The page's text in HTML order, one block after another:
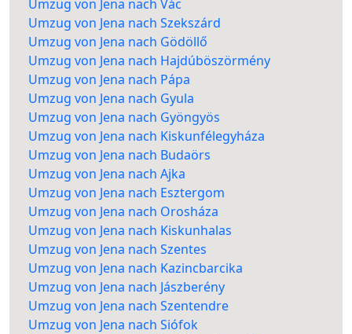
Umzug von Jena nach Vác
Umzug von Jena nach Szekszárd
Umzug von Jena nach Gödöllő
Umzug von Jena nach Hajdúböszörmény
Umzug von Jena nach Pápa
Umzug von Jena nach Gyula
Umzug von Jena nach Gyöngyös
Umzug von Jena nach Kiskunfélegyháza
Umzug von Jena nach Budaörs
Umzug von Jena nach Ajka
Umzug von Jena nach Esztergom
Umzug von Jena nach Orosháza
Umzug von Jena nach Kiskunhalas
Umzug von Jena nach Szentes
Umzug von Jena nach Kazincbarcika
Umzug von Jena nach Jászberény
Umzug von Jena nach Szentendre
Umzug von Jena nach Siófok